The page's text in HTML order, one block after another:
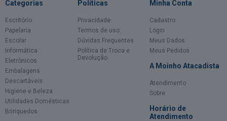
Categorias
Escritório
Papelaria
Escolar
Informática
Eletrônicos
Embalagens
Descartáveis
Higiene e Beleza
Utilidades Domésticas
Brinquedos
Políticas
Privacidade
Termos de uso
Dúvidas Frequentes
Política de Troca e
Devolução
Minha Conta
Cadastro
Login
Meus Dados
Meus Pedidos
A Moinho Atacadista
Atendimento
Sobre
Horário de
Atendimento